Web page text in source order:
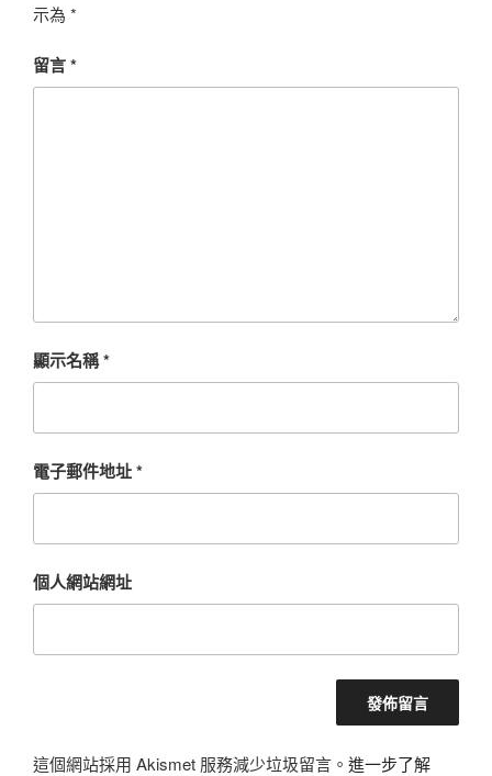
示為 *
留言*
顯示名稱*
電子郵件地址*
個人網站網址
這個網站採用 Akismet 服務減少垃圾留言。 進一步了解